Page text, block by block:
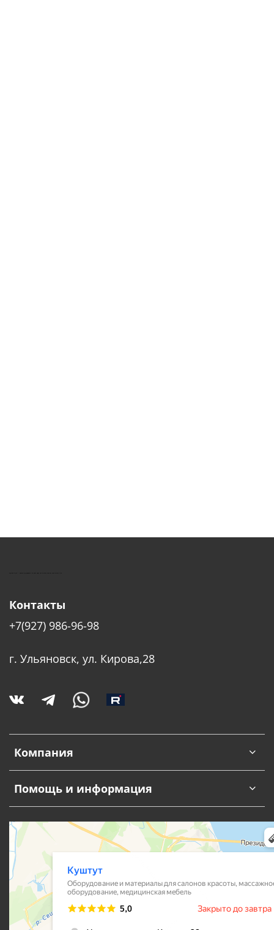
КУШТУТ - ОБОРУДОВАНИЕ ДЛЯ САЛОНОВ КРАСОТЫ
Компания
Помощь и информация
Контакты
+7(927) 986-96-98
г. Ульяновск, ул. Кирова,28